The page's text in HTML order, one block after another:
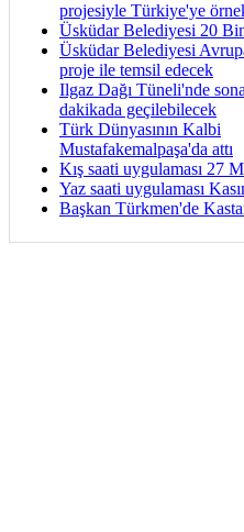
projesiyle Türkiye'ye
Üsküdar Belediyesi 20
Üsküdar Belediyesi
proje ile temsil edecek
Ilgaz Dağı Tüneli'nde
dakikada geçilebilecek
Türk Dünyasının Kalbi
Mustafakemalpaşa'da attı
Kış saati uygulaması 27
Yaz saati uygulaması
Başkan Türkmen'de